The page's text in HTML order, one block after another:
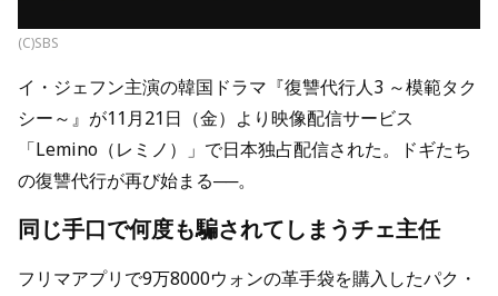
(C)SBS
イ・ジェフン主演の韓国ドラマ『復讐代行人3 ～模範タク
シー～』が11月21日（金）より映像配信サービス
「Lemino（レミノ）」で日本独占配信された。ドギたち
の復讐代行が再び始まる──。
同じ手口で何度も騙されてしまうチェ主任
フリマアプリで9万8000ウォンの革手袋を購入したパク・